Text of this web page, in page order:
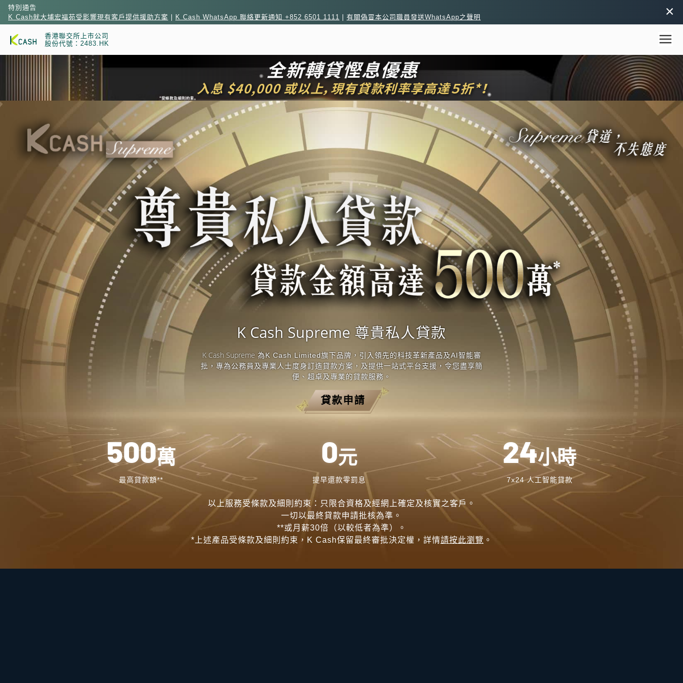
×
特別通告
K Cash就大埔宏福苑受影響現有客戶提供援助方案
K Cash WhatsApp 聯絡更新通知 +852 6501 1111 有關偽冒本公司職員發送WhatsApp之聲明
香港聯交所上市公司
股份代號：2483.HK
K Cash Supreme 尊貴私人貸款
K Cash Supreme 為K Cash Limited旗下品牌，引入領先的科技革新產品及AI智能審
批，專為公務員及專業人士度身訂造貸款方案，及提供一站式平台支援，令您盡享簡
便、超卓及專業的貸款服務。
貸款申請
500萬
最高貸款額**
0元
提早還款零罰息
24小時
7x24 人工智能貸款
以上服務受條款及細則約束：只限合資格及經網上確定及核實之客戶。
一切以最終貸款申請批核為準。
**或月薪30倍（以較低者為準）。
*上述產品受條款及細則約束，K Cash保留最終審批決定權，詳情請按此瀏覽 。